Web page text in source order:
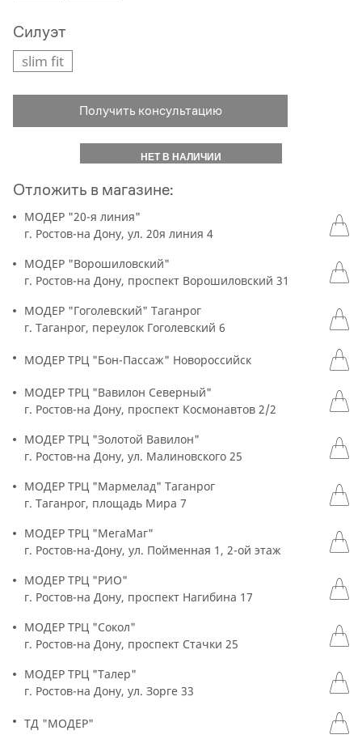
Силуэт
slim fit
Получить консультацию
НЕТ В НАЛИЧИИ
Отложить в магазине:
МОДЕР "20-я линия"
г. Ростов-на Дону, ул. 20я линия 4
МОДЕР "Ворошиловский"
г. Ростов-на Дону, проспект Ворошиловский 31
МОДЕР "Гоголевский" Таганрог
г. Таганрог, переулок Гоголевский 6
МОДЕР ТРЦ "Бон-Пассаж" Новороссийск
МОДЕР ТРЦ "Вавилон Северный"
г. Ростов-на Дону, проспект Космонавтов 2/2
МОДЕР ТРЦ "Золотой Вавилон"
г. Ростов-на Дону, ул. Малиновского 25
МОДЕР ТРЦ "Мармелад" Таганрог
г. Таганрог, площадь Мира 7
МОДЕР ТРЦ "МегаМаг"
г. Ростов-на-Дону, ул. Пойменная 1, 2-ой этаж
МОДЕР ТРЦ "РИО"
г. Ростов-на Дону, проспект Нагибина 17
МОДЕР ТРЦ "Сокол"
г. Ростов-на Дону, проспект Стачки 25
МОДЕР ТРЦ "Талер"
г. Ростов-на Дону, ул. Зорге 33
ТД "МОДЕР"